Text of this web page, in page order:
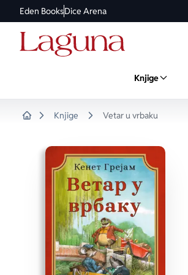
Eden BooksDice Arena
Knjige
Knjige Vetar u vrbaku